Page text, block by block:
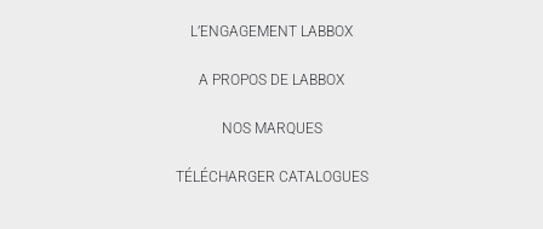
L’ENGAGEMENT LABBOX
A PROPOS DE LABBOX
NOS MARQUES
TÉLÉCHARGER CATALOGUES